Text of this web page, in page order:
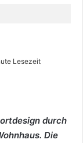
Lesezeit
durch
Die